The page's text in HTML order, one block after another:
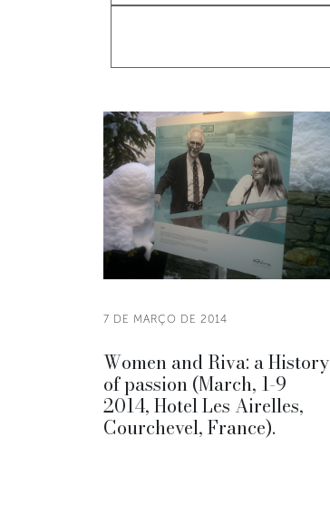
7 DE MARÇO DE 2014
Women and Riva: a History
of passion (March, 1-9
2014, Hotel Les Airelles,
Courchevel, France).